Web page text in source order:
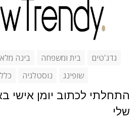
בינה בית ומשפחה
גדג'טים
נוסטלגיה שופינג
התחלתי לכתוב יומן אישי
שלי